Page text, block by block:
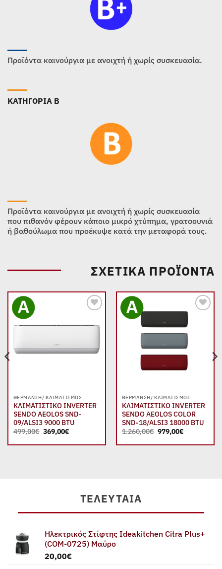
Προϊόντα καινούργια με ανοιχτή ή χωρίς συσκευασία.
ΚΑΤΗΓΟΡΙΑ B
Προϊόντα καινούργια με ανοιχτή ή χωρίς συσκευασία
που πιθανόν φέρουν κάποιο μικρό χτύπημα, γρατσουνιά
ή βαθούλωμα που προέκυψε κατά την μεταφορά τους.
ΣΧΕΤΙΚΆ ΠΡΟΪΌΝΤΑ
wishlist
ΘΈΡΜΑΝΣΗ/ ΚΛΙΜΑΤΙΣΜΌΣ
ΚΛΙΜΑΤΙΣΤΙΚΟ INVERTER
SENDO AEOLOS SND-
09/ALSI3 9000 BTU
499,00€ Original
price
was:
369,00€Η
τιμή
wishlist
ΘΈΡΜΑΝΣΗ/ ΚΛΙΜΑΤΙΣΜΌΣ
ΚΛΙΜΑΤΙΣΤΙΚΟ INVERTER
SENDO AEOLOS COLOR
SND-18/ALSI3 18000 BTU
1.260,00€ Original
price
was:
979,00€Η
τιμή
ΤΕΛΕΥΤΑΊΑ
Ηλεκτρικός Στίφτης Ideakitchen Citra Plus+
(COM-0725) Μαύρο
20,00€